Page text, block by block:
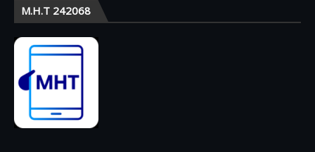
Μ.Η.Τ 242068